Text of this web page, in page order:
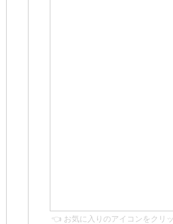
👈 お気に入りのアイコンをクリッ